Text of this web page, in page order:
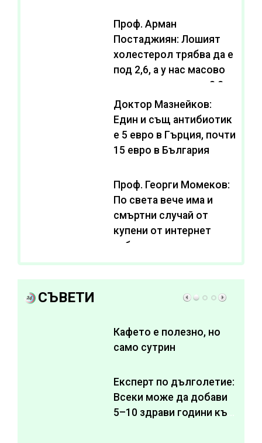
Проф. Арман
Постаджиян: Лошият
холестерол трябва да е
под 2,6, а у нас масово
се живее с нива от 3,2
Доктор Мазнейков:
Един и същ антибиотик
e 5 евро в Гърция, почти
15 евро в България
Проф. Георги Момеков:
По света вече има и
смъртни случай от
купени от интернет
субстанции за
отслабване
СЪВЕТИ
Кафето е полезно, но
само сутрин
Експерт по дълголетие:
Всеки може да добави
5–10 здрави години към